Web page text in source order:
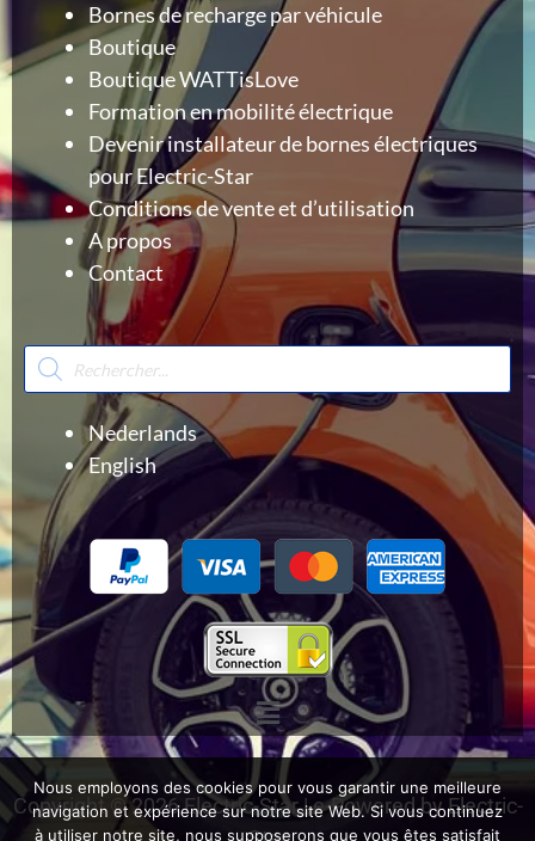
Bornes de recharge par véhicule
Boutique
Boutique WATTisLove
Formation en mobilité électrique
Devenir installateur de bornes électriques
pour Electric-Star
Conditions de vente et d’utilisation
A propos
Contact
Recherche
de
produits
Nederlands
English
Menu
Copyright © 2026 Electric-Star | e-Powered by Electric-
Nous employons des cookies pour vous garantir une meilleure
navigation et expérience sur notre site Web. Si vous continuez
à utiliser notre site, nous supposerons que vous êtes satisfait